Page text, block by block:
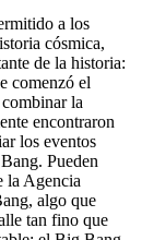
a los
cósmica,
de la historia:
comenzó el
la
encontraron
los eventos
Pueden
la Agencia
algo que
tan fino que